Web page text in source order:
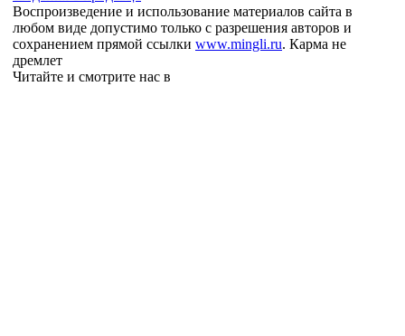
Воспроизведение и использование материалов сайта в
любом виде допустимо только с разрешения авторов и
сохранением прямой ссылки www.mingli.ru. Карма не
дремлет
Читайте и смотрите нас в